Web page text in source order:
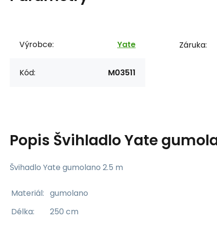
Výrobce: Yate
Kód: M03511
Záruka:
Popis Švihladlo Yate
Švihadlo Yate gumolano 2.5 m
Materiál: gumolano
Délka:
250 cm